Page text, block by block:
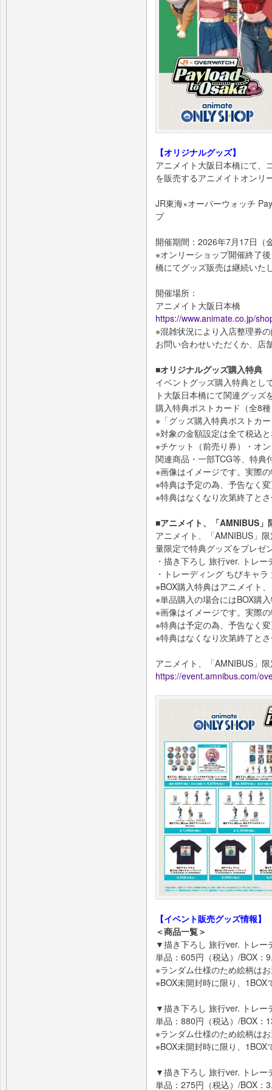
【オリジナルグッズ】
アニメイト大阪日本橋にて、
を販売するアニメイトオンリ
JR東海×オーバーウォッチ
プ
開催期間：2026年7月17日（
※オンリーショップ開催終了
橋にてグッズ販売は継続いた
開催場所：
アニメイト大阪日本橋
https://www.animate.co.jp/
※混雑状況により入店整理券
お問い合わせいただくか、店
■オリジナルグッズ購入特典
イベントグッズ購入特典とし
ト大阪日本橋にて関連グッ
購入特典ポストカード（全8
※「グッズ購入特典ポストカ
※対象の金額設定は全て税込
※チケット（前売り券）・オ
関連商品・一部TCG等、特典
※画像はイメージです。実際
※特典は予定の為、予告なく
※特典はなくなり次第終了と
■アニメイト、「AMNIBUS」
アニメイト、「AMNIBUS」
量限定で特典グッズをプレゼ
・描き下ろし 旅行ver. トレ
・トレーディング ちびキャ
※BOX購入特典はアニメイト
※単品購入の場合にはBOX購
※画像はイメージです。実際
※特典は予定の為、予告なく
※特典はなくなり次第終了と
アニメイト、「AMNIBUS」
https://event.amnibus.com/
【イベント販売グッズ情報】
＜商品一覧＞
▼描き下ろし 旅行ver. トレー
単品：605円（税込）/BOX：
※ランダム仕様のため絵柄は
※BOX未開封時に限り、
▼描き下ろし 旅行ver. トレー
単品：880円（税込）/BOX：
※ランダム仕様のため絵柄は
※BOX未開封時に限り、
▼描き下ろし 旅行ver. トレー
単品：275円（税込）/BOX：